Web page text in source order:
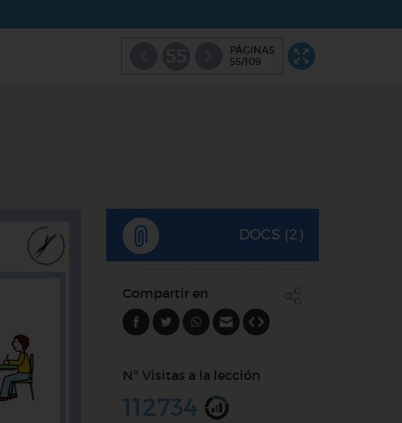
PÁGINAS
55/109
DOCS (2)
Compartir en
Nº Visitas a la lección
112734